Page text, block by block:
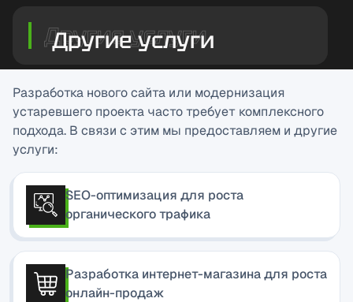
Другие услуги
Разработка нового сайта или модернизация
устаревшего проекта часто требует комплексного
подхода. В связи с этим мы предоставляем и другие
услуги:
SEO-оптимизация для роста
органического трафика
Разработка интернет-магазина для роста
онлайн-продаж